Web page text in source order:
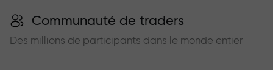
Communauté de traders
Des millions de participants dans le monde entier